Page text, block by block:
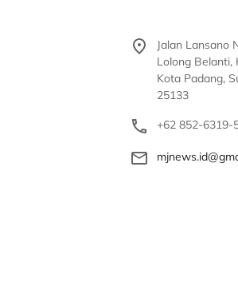
Jalan Lansano
Lolong Belanti,
Kota Padang,
25133
+62 852-6319-